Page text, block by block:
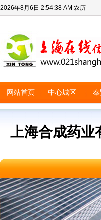
2026年8月6日 2:54:38 AM 农历
网站首页 中心城区
上海合成药